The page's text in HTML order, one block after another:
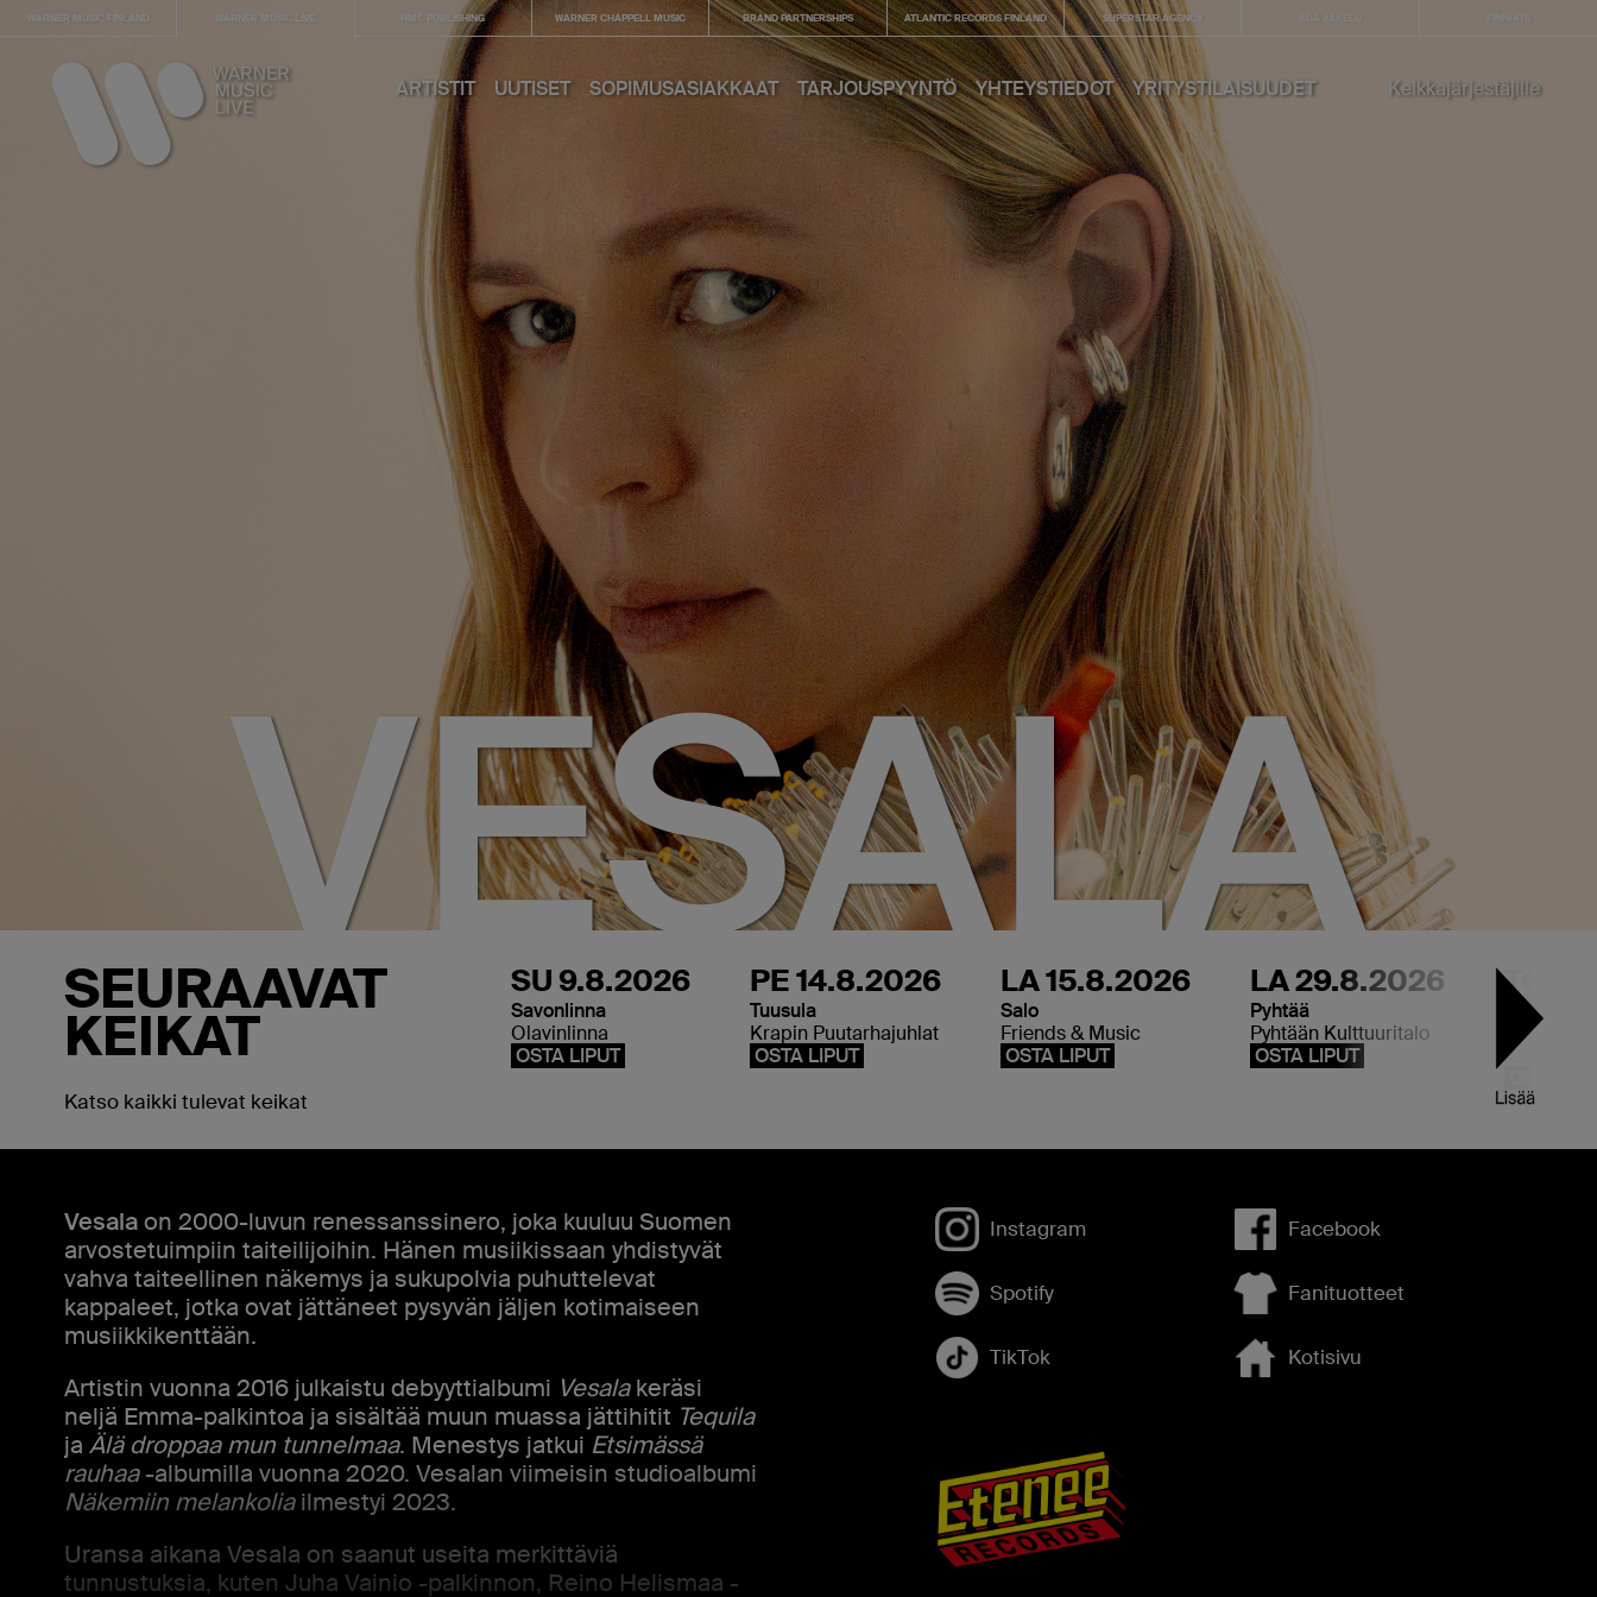
WARNER MUSIC FINLAND WARNER MUSIC LIVE HMC PUBLISHING WARNER CHAPPELL MUSIC BRAND PARTNERSHIPS ATLANTIC RECORDS FINLAND SUPERSTAR AGENCY ADA JAKELU FINNHITS
ARTISTIT UUTISET SOPIMUSASIAKKAAT TARJOUS­PYYNTÖ YHTEYSTIEDOT YRITYSTILAISUUDET Keikkajärjestäjille
VESALA
SEURAAVAT
KEIKAT
Katso kaikki tulevat keikat
SU 9.8.2026
Savonlinna
Olavinlinna
OSTA LIPUT
PE 14.8.2026
Tuusula
Krapin Puutarhajuhlat
OSTA LIPUT
LA 15.8.2026
Salo
Friends & Music
OSTA LIPUT
LA 29.8.2026
Pyhtää
Pyhtään Kulttuuritalo
OSTA LIPUT
TO
Helsinki
Vesalaon 2000-luvun renessanssinero, joka kuuluu Suomen
arvostetuimpiin taiteilijoihin. Hänen musiikissaan yhdistyvät
vahva taiteellinen näkemys ja sukupolvia puhuttelevat
kappaleet, jotka ovat jättäneet pysyvän jäljen kotimaiseen
musiikkikenttään.
Artistin vuonna 2016 julkaistu debyyttialbumi Vesalakeräsi
neljä Emma-palkintoa ja sisältää muun muassa jättihitit Tequila
jaÄlä droppaa mun tunnelmaa. Menestys jatkui Etsimässä
rauhaa-albumilla vuonna 2020. Vesalan viimeisin studioalbumi
Näkemiin melankoliailmestyi 2023.
Uransa aikana Vesala on saanut useita merkittäviä
tunnustuksia, kuten Juha Vainio -palkinnon, Reino Helismaa -
Instagram Facebook
Spotify Fanituotteet
TikTok Kotisivu